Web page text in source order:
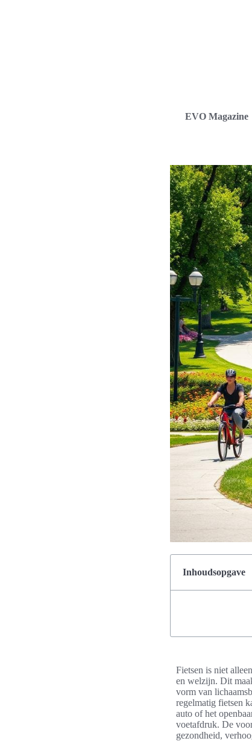
EVO Magazine
Inhoudsopgave
Fietsen is niet
en welzijn. Dit
vorm van
regelmatig fietsen
auto of het
voetafdruk. De
gezondheid,